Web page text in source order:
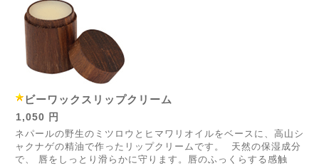
ビーワックスリップクリーム
1,050 円
ネパールの野生のミツロウとヒマワリオイルをベースに、高山シ
ャクナゲの精油で作ったリップクリームです。 天然の保湿成分
で、 唇をしっとり滑らかに守ります。唇のふっくらする感触